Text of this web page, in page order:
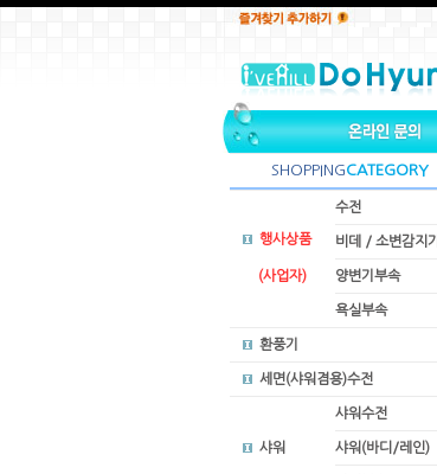
SHOPPINGCATEGORY
행사상품
(사업자)
수전
비데 / 소변감지기
양변기부속
욕실부속
환풍기
세면(샤워겸용)수전
샤워
샤워수전
샤워(바디/레인)